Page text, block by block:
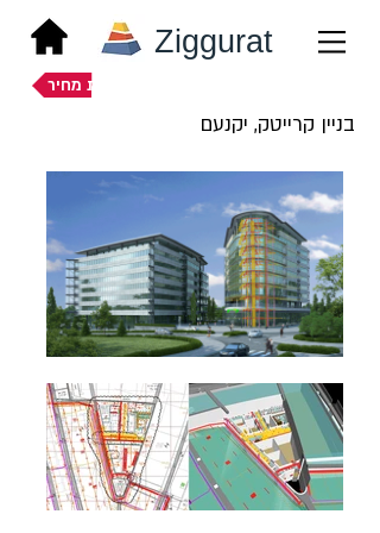
הצעת מחיר
Ziggurat
בניין קרייטק, יקנעם